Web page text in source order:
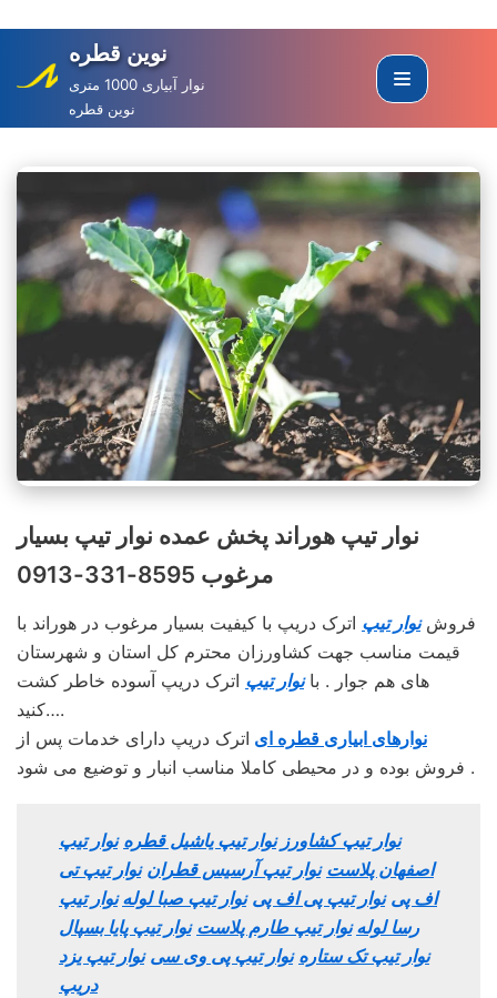
to
content
نوین قطره
نوار آبیاری 1000 متری
نوین قطره
نوار تیپ هوراند پخش عمده نوار تیپ بسیار
مرغوب 8595-331-0913
فروشنوار تیپ اترک دریپ با کیفیت بسیار مرغوب در هوراند با
قیمت مناسب جهت کشاورزان محترم کل استان و شهرستان
های هم جوار . بانوار تیپ اترک دریپ آسوده خاطر کشت
کنید….
نوارهای ابیاری قطره ای اترک دریپ دارای خدمات پس از
فروش بوده و در محیطی کاملا مناسب انبار و توضیع می شود .
نوار تیپ کشاورز نوار تیپ یاشیل قطره نوار تیپ
اصفهان پلاست نوار تیپ آرسیس قطران نوار تیپ تی
اف پی نوار تیپ پی اف پی نوار تیپ صبا لوله نوار تیپ
رسا لوله نوار تیپ طارم پلاست نوار تیپ پایا بسپال
نوار تیپ تک ستاره نوار تیپ پی وی سی نوار تیپ یزد
دریپ